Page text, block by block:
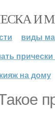
И
виды
на дому